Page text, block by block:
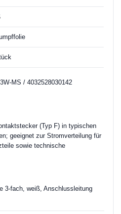
MS / 4032528030142
(Typ F) in typischen
geeignet zur Stromverteilung für
sowie technische
3-fach, weiß, Anschlussleitung